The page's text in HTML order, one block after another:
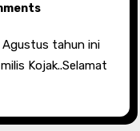
Kojak..Selamat